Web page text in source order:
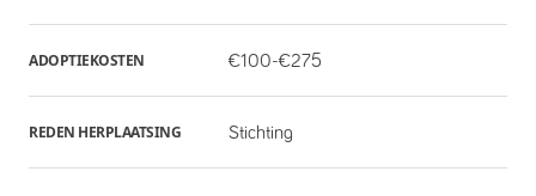
ADOPTIEKOSTEN €100-€275
REDEN HERPLAATSING Stichting